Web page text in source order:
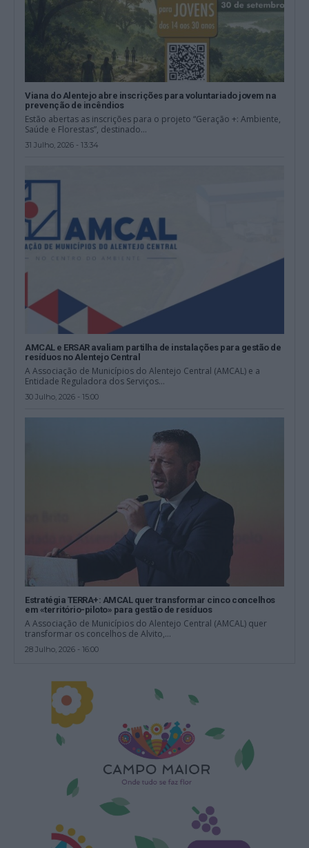
Viana do Alentejo abre inscrições para voluntariado jovem na
prevenção de incêndios
Estão abertas as inscrições para o projeto “Geração +: Ambiente,
Saúde e Florestas”, destinado...
31 Julho, 2026 - 13:34
AMCAL e ERSAR avaliam partilha de instalações para gestão de
resíduos no Alentejo Central
A Associação de Municípios do Alentejo Central (AMCAL) e a
Entidade Reguladora dos Serviços...
30 Julho, 2026 - 15:00
Estratégia TERRA+: AMCAL quer transformar cinco concelhos
em «território-piloto» para gestão de resíduos
A Associação de Municípios do Alentejo Central (AMCAL) quer
transformar os concelhos de Alvito,...
28 Julho, 2026 - 16:00